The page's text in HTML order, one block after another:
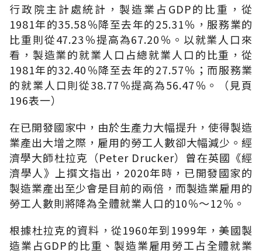
行政院主計處統計，製造業占GDP的比重，從
1981年的35.58％降至去年的25.31％，服務業的
比重則從47.23％提高為67.20％。以就業人口來
看，製造業的就業人口占總就業人口的比重，從
1981年的32.40％降至去年的27.57％；而服務業
的就業人口則從38.77％提高為56.47％。（見頁
196表一）
在已開發國家中，由於生產力大幅提升，使得製造
業產出大增之際，雇用的勞工人數卻大幅減少。經
濟學大師杜拉克（Peter Drucker）曾在英國《經
濟學人》上撰文指出，2020年時，已開發國家的
製造業產出至少會是目前的兩倍，而製造業雇用的
勞工人數則將降為全體就業人口的10％～12％。
根據杜拉克的資料，從1960年到1999年，美國製
造業占GDP的比重、製造業雇用勞工占全體就業